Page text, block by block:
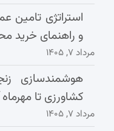
استراتژی تامین
و راهنمای خرید
مرداد ۷, ۱۴۰۵
هوشمندسازی
کشاورزی تا
مرداد ۷, ۱۴۰۵